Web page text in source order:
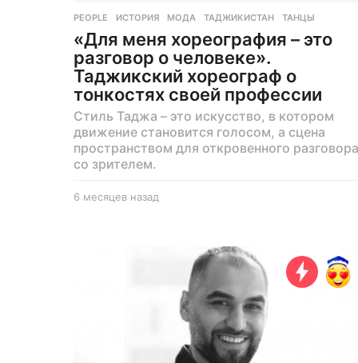
PEOPLE ИСТОРИЯ ,МОДА ,ТАДЖИКИСТАН ,ТАНЦЫ
«Для меня хореография – это
разговор о человеке».
Таджикский хореограф о
тонкостях своей профессии
Стиль Таджа – это искусство, в котором
движение становится голосом, а сцена
пространством для откровенного разговора
со зрителем.
6 месяцев назад